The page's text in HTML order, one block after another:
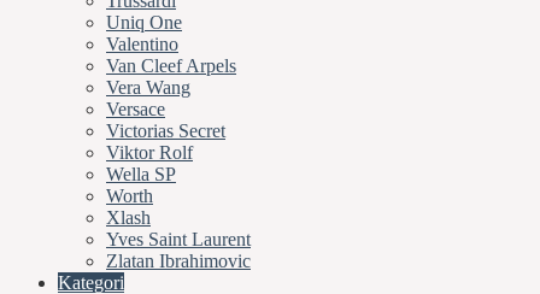
Uniq One
Valentino
Van Cleef Arpels
Vera Wang
Versace
Victorias Secret
Viktor Rolf
Wella SP
Worth
Xlash
Yves Saint Laurent
Zlatan Ibrahimovic
Kategori